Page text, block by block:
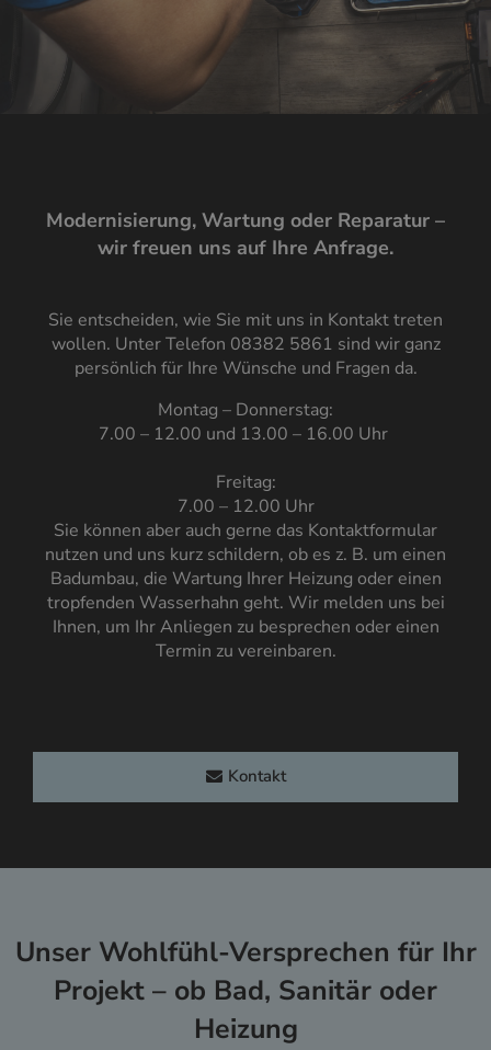
Modernisierung, Wartung oder Reparatur –
wir freuen uns auf Ihre Anfrage.
Sie entscheiden, wie Sie mit uns in Kontakt treten
wollen. Unter Telefon 08382 5861 sind wir ganz
persönlich für Ihre Wünsche und Fragen da.
Montag – Donnerstag:
7.00 – 12.00 und 13.00 – 16.00 Uhr
Freitag:
7.00 – 12.00 Uhr
Sie können aber auch gerne das Kontaktformular
nutzen und uns kurz schildern, ob es z. B. um einen
Badumbau, die Wartung Ihrer Heizung oder einen
tropfenden Wasserhahn geht. Wir melden uns bei
Ihnen, um Ihr Anliegen zu besprechen oder einen
Termin zu vereinbaren.
Kontakt
Unser Wohlfühl-Versprechen für Ihr
Projekt ­­­­– ob Bad, Sanitär oder
Heizung